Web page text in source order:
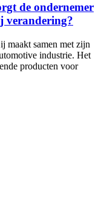
de ondernemer
verandering?
maakt samen met zijn
industrie. Het
producten voor